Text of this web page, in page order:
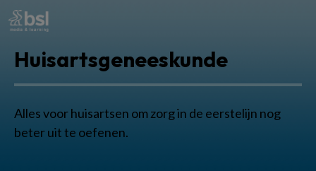
Huisartsgeneeskunde
Alles voor huisartsen om zorg in de eerstelijn nog
beter uit te oefenen.